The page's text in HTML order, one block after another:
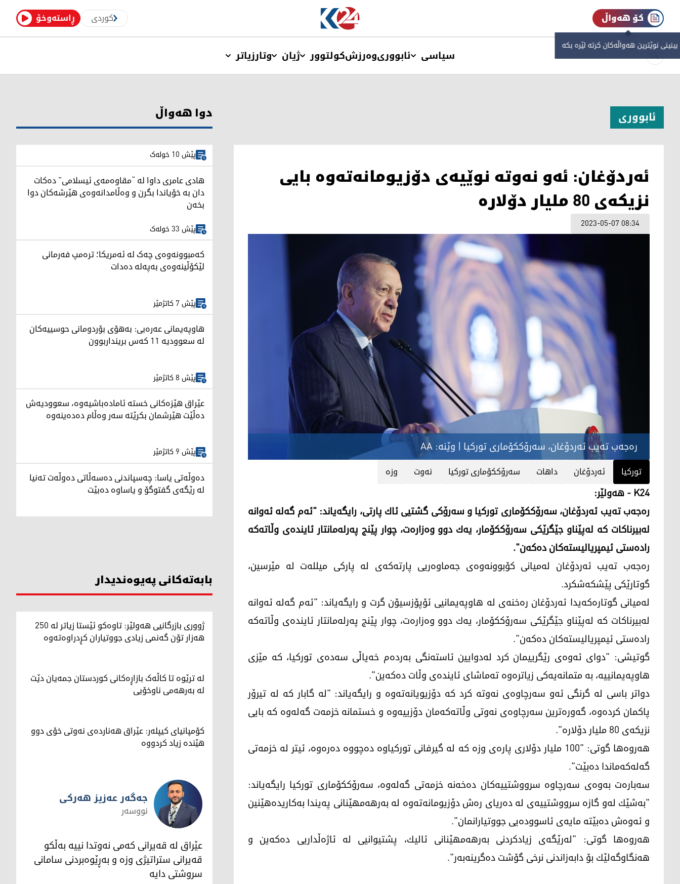
ڕاستەوخۆ کوردی کۆ هەواڵ
نوێترین هەواڵەکان کرتە لێرە بکە
سیاسی ئابووریوەرزشکولتوور ژیان وتارزیاتر
ئابووری
ئه‌ردۆغان: ئەو نه‌وته‌ نوێیەی دۆزیومانه‌ته‌وه‌ بایی
نزیكه‌ی 80 ملیار دۆلاره‌
2023-05-07 08:34
رەجەب تەیب ئەردۆغان، سەرۆککۆماری تورکیا | وێنە: AA
تورکیا ئەردۆغان داهات سەرۆککۆماری تورکیا نەوت وزە
K24 - هەولێر:
ره‌جه‌ب ته‌یب ئه‌ردۆغان، سه‌رۆکكۆماری توركیا و سه‌رۆكی گشتیی ئاك پارتی، رایگه‌یاند: "ئه‌م گه‌له‌ ئه‌وانه‌
له‌بیرناكات كه‌ له‌پێناو جێگرێكی سه‌رۆکكۆمار، یه‌ك دوو وه‌زاره‌ت، چوار پێنج په‌رله‌مانتار ئاینده‌ی وڵاته‌كه‌
راده‌ستی ئیمپریالیسته‌كان ده‌كه‌ن".
ره‌جه‌ب ته‌یب ئه‌ردۆغان له‌میانی كۆبوونه‌وه‌ی جه‌ماوه‌ریی پارته‌كه‌ی له‌ پاركی میلله‌ت له‌ مێرسین،
گوتارێكی پێشكه‌شكرد.
له‌میانی گوتاره‌كه‌یدا ئه‌ردۆغان ره‌خنه‌ی له‌ هاوپه‌یمانیی ئۆپۆزسیۆن گرت و رایگه‌یاند: "ئه‌م گه‌له‌ ئه‌وانه‌
له‌بیرناكات كه‌ له‌پێناو جێگرێكی سه‌رۆکكۆمار، یه‌ك دوو وه‌زاره‌ت، چوار پێنج په‌رله‌مانتار ئاینده‌ی وڵاته‌كه‌
راده‌ستی ئیمپریالیسته‌كان ده‌كه‌ن".
گوتیشی: "دوای ئه‌وه‌ی رێگرییمان كرد له‌دوایین ئاسته‌نگی به‌رده‌م خه‌یاڵی سه‌ده‌ی توركیا، كه‌ مێزی
هاوپه‌یمانییه‌، به‌ متمانه‌یه‌كی زیاتره‌وه‌ ته‌ماشای ئاینده‌ی وڵات ده‌كه‌ین".
دواتر باسی له‌ گرنگی ئه‌و سه‌رچاوه‌ی نه‌وته‌ كرد كه‌ دۆزیویانه‌ته‌وه‌ و رایگه‌یاند: "له‌ گابار كه‌ له‌ تیرۆر
پاكمان كرده‌وه‌، گه‌وره‌ترین سه‌رچاوه‌ی نه‌وتی وڵاته‌كه‌مان دۆزییه‌وه‌ و خستمانه‌ خزمه‌ت گه‌له‌وه‌ كه‌ بایی
نزیكه‌ی 80 ملیار دۆلاره‌".
هه‌روه‌ها گوتی: "100 ملیار دۆلاری پاره‌ی وزه‌ كه‌ له‌ گیرفانی توركیاوه‌ ده‌چووه‌ ده‌ره‌وه‌، ئیتر له‌ خزمه‌تی
گه‌له‌كه‌ماندا ده‌بێت".
سه‌باره‌ت به‌وه‌ی سه‌رچاوه‌ سرووشتییه‌كان ده‌خه‌نه‌ خزمه‌تی گه‌له‌وه‌، سه‌رۆکكۆماری توركیا رایگه‌یاند:
"به‌شێك له‌و گازه‌ سرووشتییه‌ی له‌ ده‌ریای ره‌ش دۆزیومانه‌ته‌وه‌ له‌ به‌رهه‌مهێنانی په‌یندا به‌كاریده‌هێنین
و ئه‌وه‌ش ده‌بێته‌ مایه‌ی ئاسووده‌یی جووتیارانمان".
هه‌روه‌ها گوتی: "له‌رێگه‌ی زیادكردنی به‌رهه‌مهێنانی ئالیك، پشتیوانیی له‌ ئاژه‌ڵداریی ده‌كه‌ین و
هه‌نگاوگه‌لێك بۆ دابه‌زاندنی نرخی گۆشت ده‌گرینه‌به‌ر".
دوا هەواڵ
پێش 10 خولەک
هادی عامری داوا لە “مقاوەمەی ئیسلامی” دەکات
دان بە خۆیاندا بگرن و وەڵامدانەوەی هێرشەکان دوا
بخەن
پێش 33 خولەک
کەمبوونەوەی چەک لە ئەمریکا؛ ترەمپ فەرمانی
لێکۆڵینەوەی بەپەلە دەدات
پێش 7 کاتژمێر
هاوپەیمانی عەرەبی: بەهۆی بۆردومانی حوسییەکان
لە سعوودیە 11 کەس برینداربوون
پێش 8 کاتژمێر
عێراق هێزەکانی خستە ئامادەباشیەوە، سعوودیەش
دەڵێت هێرشمان بکرێتە سەر وەڵام دەدەینەوە
پێش 9 کاتژمێر
دەوڵەتی یاسا: چەسپاندنی دەسەڵاتی دەوڵەت تەنیا
لە رێگەی گفتوگۆ و یاساوە دەبێت
بابەتەکانی پەیوەندیدار
ژووری بازرگانیی هەولێر: تاوەکو ئێستا زیاتر لە 250
هەزار تۆن گەنمی زیادی جووتیاران کڕدراوەتەوە
لە ترێوە تا کاڵەک بازاڕەکانی کوردستان جمەیان دێت
لە بەرهەمی ناوخۆیی
کۆمپانیای کیپلەر: عێراق هەناردەی نەوتی خۆی دوو
هێندە زیاد کردووە
جەگەر عەزیز هەرکی
جەگەر عەزیز هەرکی
نووسەر
عێراق لە قەیرانی کەمی نەوتدا نییە بەڵکو
قەیرانی ستراتیژی وزە و بەڕێوەبردنی سامانی
سروشتی دایە